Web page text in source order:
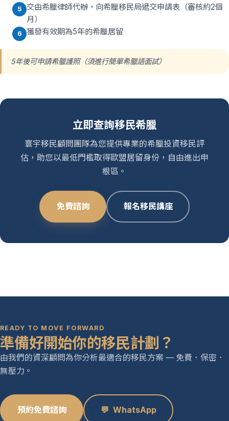
5
交由希臘律師代辦，向希臘移民局遞交申請表（審核約2個
月）
6 獲發有效期為5年的希臘居留
5年後可申請希臘護照（須進行簡單希臘語面試）
立即查詢移民希臘
寰宇移民顧問團隊為您提供專業的希臘投資移民評
估，助您以最低門檻取得歐盟居留身份，自由進出申
根區。
免費諮詢 報名移民講座
READY TO MOVE FORWARD
準備好開始你的移民計劃？
由我們的資深顧問為你分析最適合的移民方案 — 免費．保密．
無壓力。
預約免費諮詢 💬 WhatsApp